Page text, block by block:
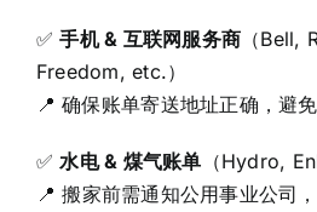
✅手机 & 互联网服务商 （Bell,
Freedom, etc.）
📍 确保账单寄送地址正确，避
✅ 水电 & 煤气账单 （Hydro,
📍 搬家前需通知公用事业公司